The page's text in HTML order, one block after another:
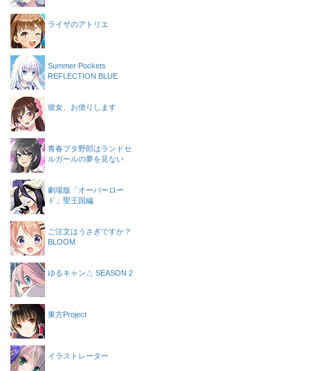
ライザのアトリエ
Summer Pockets
REFLECTION BLUE
彼女、お借りします
青春ブタ野郎はランドセ
ルガールの夢を見ない
劇場版「オーバーロー
ド」聖王国編
ご注文はうさぎですか？
BLOOM
ゆるキャン△ SEASON 2
東方Project
イラストレーター